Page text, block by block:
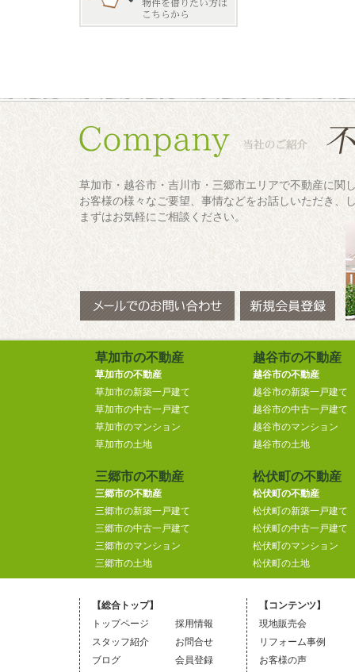
草加市・越谷市・吉川市・三郷市エリアで不動産に関
お客様の様々なご要望、事情などをお話しいただき、
まずはお気軽にご相談ください。
草加市の不動産
草加市の不動産
草加市の新築一戸建て
草加市の中古一戸建て
草加市のマンション
草加市の土地
越谷市の不動産
越谷市の不動産
越谷市の新築一戸建て
越谷市の中古一戸建て
越谷市のマンション
越谷市の土地
三郷市の不動産
三郷市の不動産
三郷市の新築一戸建て
三郷市の中古一戸建て
三郷市のマンション
三郷市の土地
松伏町の不動産
松伏町の不動産
松伏町の新築一戸建て
松伏町の中古一戸建て
松伏町のマンション
松伏町の土地
【総合トップ】
トップページ
スタッフ紹介
ブログ
採用情報
お問合せ
会員登録
【コンテンツ】
現地販売会
リフォーム事例
お客様の声